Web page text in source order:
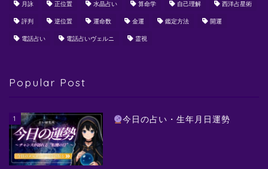
月詠 正位置 水晶占い 算命学 自己理解 西洋占星術
評判 逆位置 運命数 金運 鑑定方法 開運
電話占い 電話占いヴェルニ 霊視
Popular Post
1 今日の占い・生年月日運勢